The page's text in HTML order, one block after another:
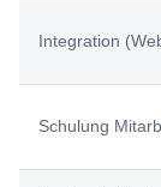
Integration
Schulung